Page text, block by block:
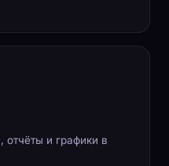
и графики в